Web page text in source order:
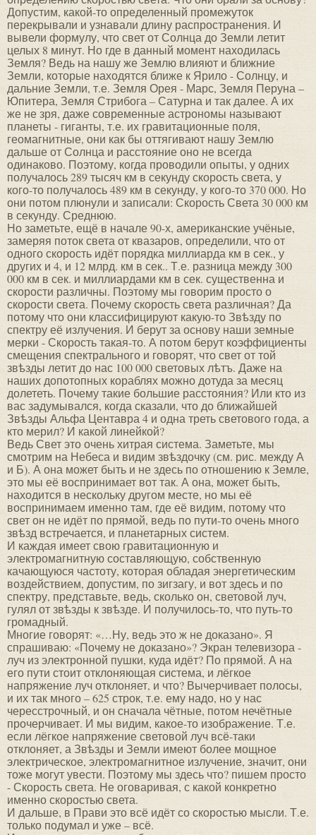
Допустим, какой-то определенный промежуток
перекрывали и узнавали длину распространения. И
вывели формулу, что свет от Солнца до Земли летит
целых 8 минут. Но где в данный момент находилась
Земля? Ведь на нашу же Землю влияют и ближние
Земли, которые находятся ближе к Ярило - Солнцу, и
дальние Земли, т.е. Земля Орея - Марс, Земля Перуна –
Юпитера, Земля Стрибога – Сатурна и так далее. А их
же не зря, даже современные астрономы называют
планеты - гиганты, т.е. их гравитационные поля,
геомагнитные, они как бы оттягивают нашу Землю
дальше от Солнца и расстояние оно не всегда
одинаково. Поэтому, когда проводили опыты, у одних
получалось 289 тысяч км в секунду скорость света, у
кого-то получалось 489 км в секунду, у кого-то 370 000. Но
они потом плюнули и записали: Скорость Света 30 000 км
в секунду. Среднюю.
Но заметьте, ещё в начале 90-х, американские учёные,
замеряя поток света от квазаров, определили, что от
одного скорость идёт порядка миллиарда км в сек., у
других и 4, и 12 млрд. км в сек.. Т.е. разница между 300
000 км в сек. и миллиардами км в сек. существенна и
скорости различны. Поэтому мы говорим просто о
скорости света. Почему скорость света различная? Да
потому что они классифицируют какую-то Звѣзду по
спектру её излучения. И берут за основу наши земные
мерки - Скорость такая-то. А потом берут коэффициенты
смещения спектрального и говорят, что свет от той
звѣзды летит до нас 100 000 световых лѣтъ. Даже на
наших допотопных кораблях можно дотуда за месяц
долететь. Почему такие большие расстояния? Или кто из
вас задумывался, когда сказали, что до ближайшей
Звѣзды Альфа Центавра 4 и одна треть светового года, а
кто мерил? И какой линейкой?
Ведь Свет это очень хитрая система. Заметьте, мы
смотрим на Небеса и видим звѣздочку (см. рис. между А
и Б). А она может быть и не здесь по отношению к Земле,
это мы её воспринимает вот так. А она, может быть,
находится в нескольку другом месте, но мы её
воспринимаем именно там, где её видим, потому что
свет он не идёт по прямой, ведь по пути-то очень много
звѣзд встречается, и планетарных систем.
И каждая имеет свою гравитационную и
электромагнитную составляющую, собственную
качающуюся частоту, которая обладая энергетическим
воздействием, допустим, по зигзагу, и вот здесь и по
спектру, представьте, ведь, сколько он, световой луч,
гулял от звѣзды к звѣзде. И получилось-то, что путь-то
громадный.
Многие говорят: «…Ну, ведь это ж не доказано». Я
спрашиваю: «Почему не доказано»? Экран телевизора -
луч из электронной пушки, куда идёт? По прямой. А на
его пути стоит отклоняющая система, и лёгкое
напряжение луч отклоняет, и что? Вычерчивает полосы,
и их так много – 625 строк, т.е. ему надо, но у нас
чересстрочный, и он сначала чётные, потом нечётные
прочерчивает. И мы видим, какое-то изображение. Т.е.
если лёгкое напряжение световой луч всё-таки
отклоняет, а Звѣзды и Земли имеют более мощное
электрическое, электромагнитное излучение, значит, они
тоже могут увести. Поэтому мы здесь что? пишем просто
- Скорость света. Не оговаривая, с какой конкретно
именно скоростью света.
И дальше, в Прави это всё идёт со скоростью мысли. Т.е.
только подумал и уже – всё.